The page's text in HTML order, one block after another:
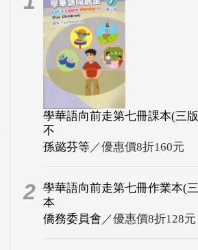
學華語向前走第七冊課本(三
不
孫懿芬等／優惠價8折160元
2 學華語向前走第七冊作業本(
本
僑務委員會 ／優惠價8折128元